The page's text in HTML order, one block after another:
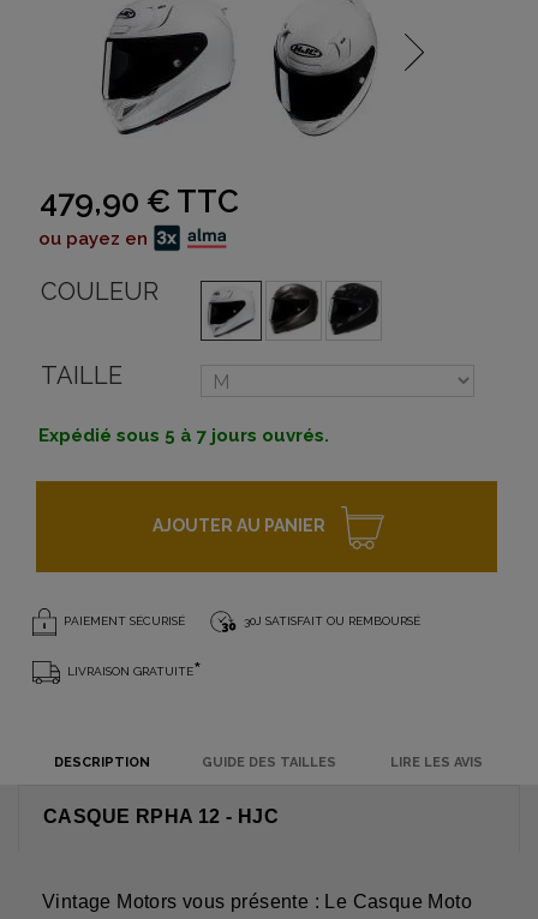
479,90 € TTC
ou payez en
COULEUR
TAILLE
Expédié sous 5 à 7 jours ouvrés.
AJOUTER AU PANIER
PAIEMENT SÉCURISÉ 30J SATISFAIT OU REMBOURSÉ
LIVRAISON GRATUITE*
DESCRIPTION GUIDE DES TAILLES LIRE LES AVIS
CASQUE RPHA 12 - HJC
Vintage Motors vous présente : Le Casque Moto